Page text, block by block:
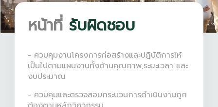
หน้าที่ รับผิดชอบ
- ควบคุมงานโครงการก่อสร้างและปฎิบัติการให้
เป็นไปตามแผนงานทั้งด้านคุณภาพ,ระยะเวลา และ
งบประมาณ
- ควบคุมและตรวจสอบกระบวนการดำเนินงานถูก